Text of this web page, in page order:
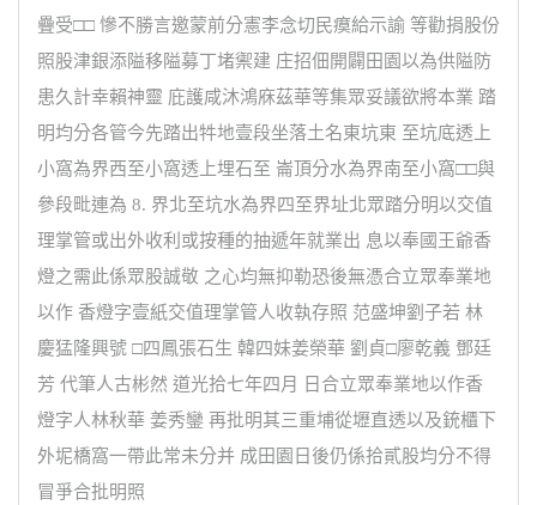
疊受□□ 慘不勝言邀蒙前分憲李念切民瘼給示諭 等勸捐股份
照股津銀添隘移隘募丁堵禦建 庄招佃開闢田園以為供隘防
患久計幸賴神靈 庇護咸沐鴻庥茲華等集眾妥議欲將本業 踏
明均分各管今先踏出牪地壹段坐落土名東坑東 至坑底透上
小窩為界西至小窩透上埋石至 崙頂分水為界南至小窩□□與
參段毗連為 8. 界北至坑水為界四至界址北眾踏分明以交值
理掌管或出外收利或按種的抽遞年就業出 息以奉國王爺香
燈之需此係眾股誠敬 之心均無抑勒恐後無憑合立眾奉業地
以作 香燈字壹紙交值理掌管人收執存照 范盛坤劉子若 林
慶猛隆興號 □四鳳張石生 韓四妹姜榮華 劉貞□廖乾義 鄧廷
芳 代筆人古彬然 道光拾七年四月 日合立眾奉業地以作香
燈字人林秋華 姜秀鑾 再批明其三重埔從壢直透以及銃櫃下
外坭橋窩一帶此常未分并 成田園日後仍係拾貳股均分不得
冒爭合批明照